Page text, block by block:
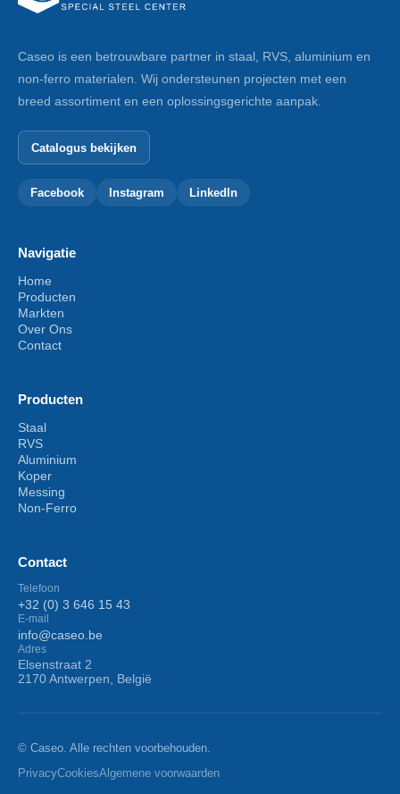
Caseo is een betrouwbare partner in staal, RVS, aluminium en
non-ferro materialen. Wij ondersteunen projecten met een
breed assortiment en een oplossingsgerichte aanpak.
Catalogus bekijken
Facebook Instagram LinkedIn
Navigatie
Home
Producten
Markten
Over Ons
Contact
Producten
Staal
RVS
Aluminium
Koper
Messing
Non-Ferro
Contact
Telefoon
+32 (0) 3 646 15 43
E-mail
info@caseo.be
Adres
Elsenstraat 2
2170 Antwerpen, België
© Caseo. Alle rechten voorbehouden.
PrivacyCookiesAlgemene voorwaarden